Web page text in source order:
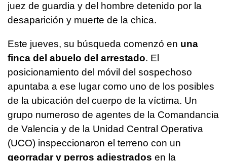
juez de guardia y del hombre detenido por la
desaparición y muerte de la chica.
Este jueves, su búsqueda comenzó en una
finca del abuelo del arrestado. El
posicionamiento del móvil del sospechoso
apuntaba a ese lugar como uno de los posibles
de la ubicación del cuerpo de la víctima. Un
grupo numeroso de agentes de la Comandancia
de Valencia y de la Unidad Central Operativa
(UCO) inspeccionaron el terreno con un
georradar y perros adiestrados en la